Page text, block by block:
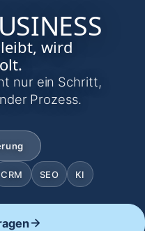
wird
nur ein Schritt,
Prozess.
CRM SEO KI